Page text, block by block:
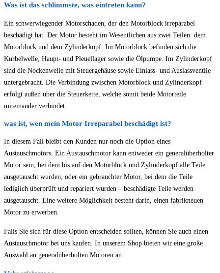
Was ist das schlimmste, was eintreten kann?
Ein schwerwiegender Motorschaden, der den Motorblock irreparabel
beschädigt hat. Der Motor besteht im Wesentlichen aus zwei Teilen: dem
Motorblock und dem Zylinderkopf. Im Motorblock befinden sich die
Kurbelwelle, Haupt- und Pleuellager sowie die Ölpumpe. Im Zylinderkopf
sind die Nockenwelle mit Steuergehäuse sowie Einlass- und Auslassventile
untergebracht. Die Verbindung zwischen Motorblock und Zylinderkopf
erfolgt außen über die Steuerkette, welche somit beide Motorteile
miteinander verbindet.
was ist, wen mein Motor Irreparabel beschädigt ist?
In diesem Fall bleibt den Kunden nur noch die Option eines
Austauschmotors. Ein Austauschmotor kann entweder ein generalüberholter
Motor sein, bei dem bis auf den Motorblock und Zylinderkopf alle Teile
ausgetauscht wurden, oder ein gebrauchter Motor, bei dem die Teile
lediglich überprüft und repariert wurden – beschädigte Teile werden
ausgetauscht. Eine weitere Möglichkeit besteht darin, einen fabrikneuen
Motor zu erwerben.
Falls Sie sich für diese Option entscheiden sollten, können Sie auch einen
Austauschmotor bei uns kaufen. In unserem Shop bieten wir eine große
Auswahl an generalüberholten Motoren an.